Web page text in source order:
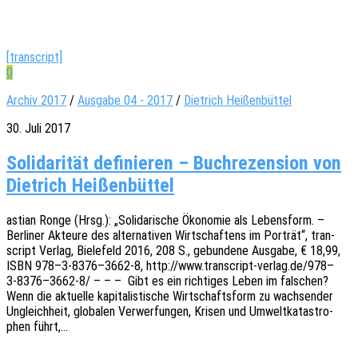
[transcript]
0
Archiv 2017 / Ausgabe 04 - 2017 / Dietrich Heißenbüttel
30. Juli 2017
Solidarität definieren – Buchrezension von
Dietrich Heißenbüttel
astian Ronge (Hrsg.): „Soli­da­ri­sche Ökono­mie als Lebens­form. –
Berli­ner Akteu­re des alter­na­ti­ven Wirt­schaf­tens im Porträt“, tran­
script Verlag, Biele­feld 2016, 208 S., gebun­de­ne Ausga­be, € 18,99,
ISBN 978–3‑8376–3662‑8, http://www.transcript-verlag.de/978–
3‑8376–3662‑8/ – – – Gibt es ein rich­ti­ges Leben im falschen?
Wenn die aktu­el­le kapi­ta­lis­ti­sche Wirt­schafts­form zu wach­sen­der
Ungleich­heit, globa­len Verwer­fun­gen, Krisen und Umwelt­ka­ta­stro­
phen führt,…